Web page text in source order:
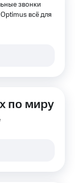
звонки
всё для
по миру